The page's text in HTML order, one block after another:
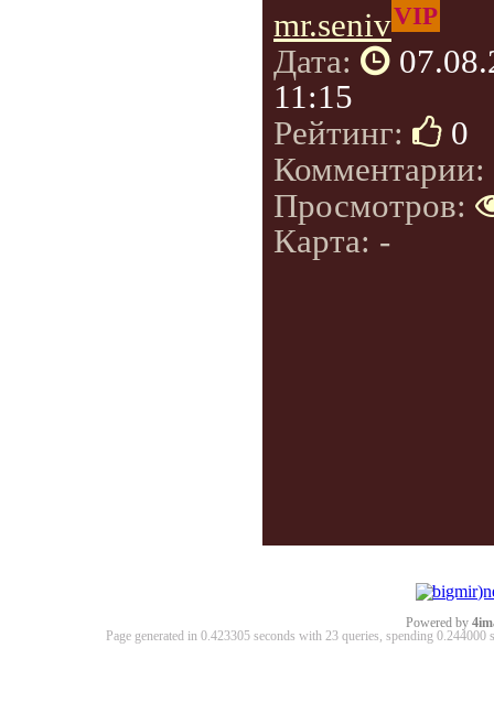
mr.senivVIP
Дата:
11:15
Рейтинг:
0
Комментарии:
Просмотров:
Карта: -
Powered by
Page generated in 0.423305 seconds with 23 queries, spending